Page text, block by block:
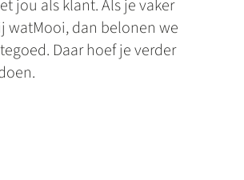
jou als klant. Als je vaker
watMooi, dan belonen we
Daar hoef je verder